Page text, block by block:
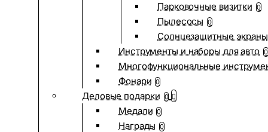
Парковочные визитки 0
Пылесосы 0
Солнцезащитные экраны
Инструменты и наборы для авто 0
Многофункциональные
Фонари 0
Деловые подарки 0
Медали 0
Награды 0